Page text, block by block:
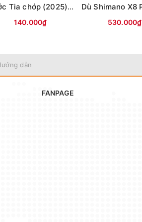
Cước Tia chớp (2025) 300m
140.000₫ 530.000₫
dẫn
FANPAGE